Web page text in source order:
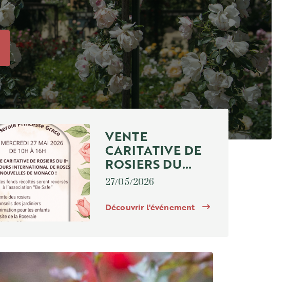
VENTE
CARITATIVE DE
ROSIERS DU
8EME
INTERNATIONAL
27/05/2026
Découvrir l'événement